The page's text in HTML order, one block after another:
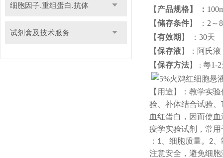
细胞因子.重组蛋白.抗体
试剂盒及技术服务
【 产品规格】 ：
【储存条件】 ：
【有效期 】 ： 30天
【保存液】
：阿氏液
【保存方法】 ： 每1-
【用途】：教学实
验、补体结合试验、
血红蛋白，因而使
疫学实验试剂，常
： 1 、细胞质量。 2
注意安全，避免细